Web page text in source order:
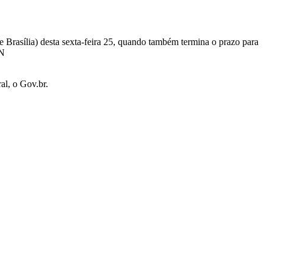
desta sexta-feira 25, quando também termina o prazo para
o Gov.br.